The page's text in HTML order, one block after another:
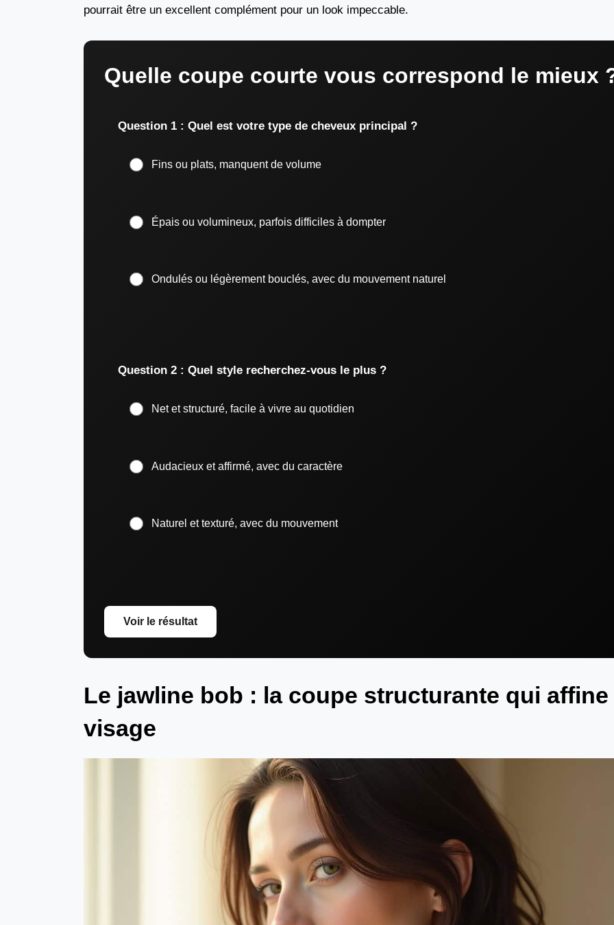
pourrait être un excellent complément pour un look impeccable.
Quelle coupe courte vous correspond le mieux
Question 1 : Quel est votre type de cheveux principal ?
Fins ou plats, manquent de volume
Épais ou volumineux, parfois difficiles à dompter
Ondulés ou légèrement bouclés, avec du mouvement naturel
Question 2 : Quel style recherchez-vous le plus ?
Net et structuré, facile à vivre au quotidien
Audacieux et affirmé, avec du caractère
Naturel et texturé, avec du mouvement
Voir le résultat
Le jawline bob : la coupe structurante qui affine
visage